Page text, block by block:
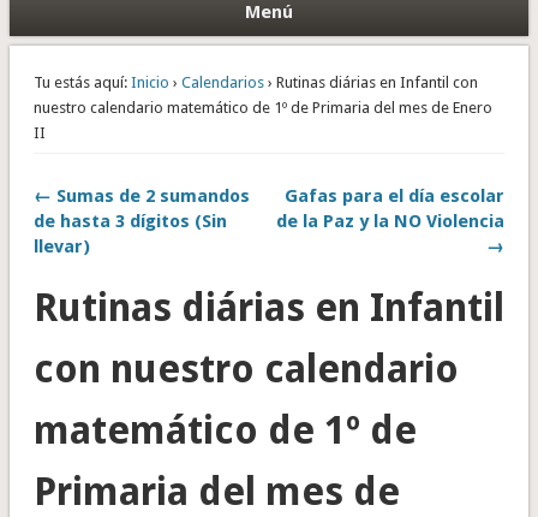
Menú
Tu estás aquí: Inicio › Calendarios› Rutinas diárias en Infantil con
nuestro calendario matemático de 1º de Primaria del mes de Enero
II
← Sumas de 2 sumandos
de hasta 3 dígitos (Sin
llevar)
Gafas para el día escolar
de la Paz y la NO Violencia
→
Rutinas diárias en Infantil
con nuestro calendario
matemático de 1º de
Primaria del mes de